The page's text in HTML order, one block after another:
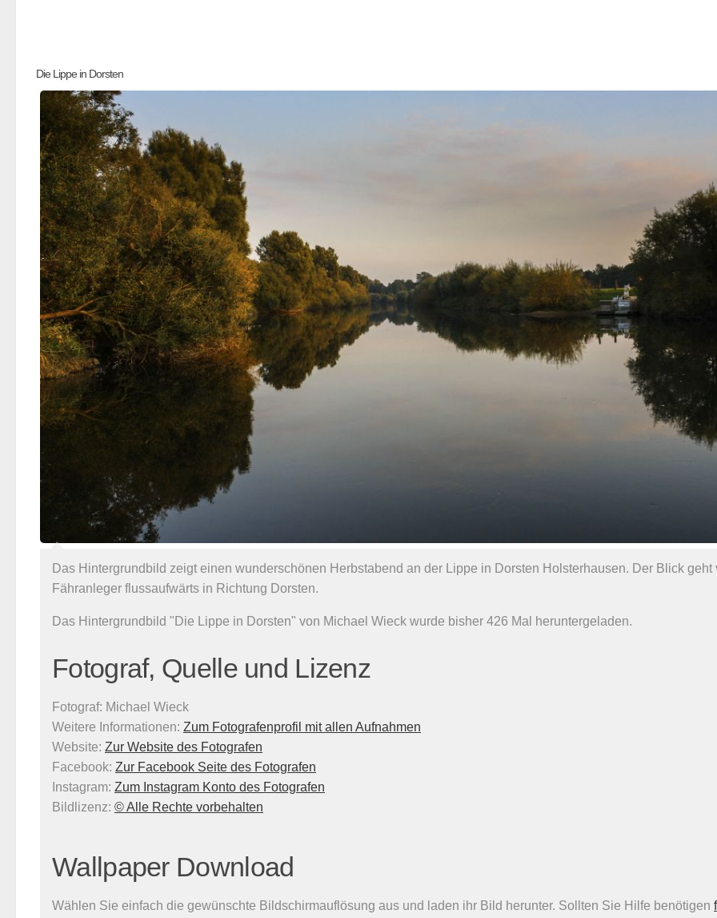
Die Lippe in Dorsten
Das Hintergrundbild zeigt einen wunderschönen Herbstabend an der Lippe in Dorsten Holsterhausen. Der Blick geht
Fähranleger flussaufwärts in Richtung Dorsten.
Das Hintergrundbild "Die Lippe in Dorsten" von Michael Wieck wurde bisher 426 Mal heruntergeladen.
Fotograf, Quelle und Lizenz
Fotograf: Michael Wieck
Weitere Informationen: Zum Fotografenprofil mit allen Aufnahmen
Website: Zur Website des Fotografen
Facebook: Zur Facebook Seite des Fotografen
Instagram: Zum Instagram Konto des Fotografen
Bildlizenz: © Alle Rechte vorbehalten
Wallpaper Download
Wählen Sie einfach die gewünschte Bildschirmauflösung aus und laden ihr Bild herunter. Sollten Sie Hilfe benötigen